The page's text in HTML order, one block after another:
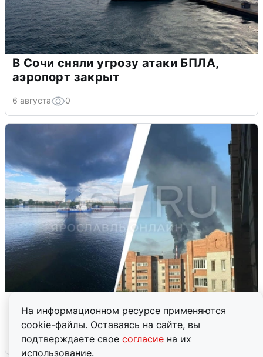
На информационном ресурсе применяются
cookie-файлы. Оставаясь на сайте, вы
подтверждаете свое согласие на их
использование.
В Сочи сняли угрозу атаки БПЛА,
аэропорт закрыт
6 августа 0
попадания и последствия
6 августа 0